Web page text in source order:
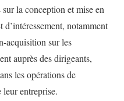
la conception et mise en
notamment
acquisition sur les
auprès des dirigeants,
les opérations de
entreprise.